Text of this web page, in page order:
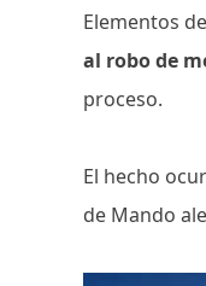
Elementos
al robo de
proceso.
El hecho
de Mando